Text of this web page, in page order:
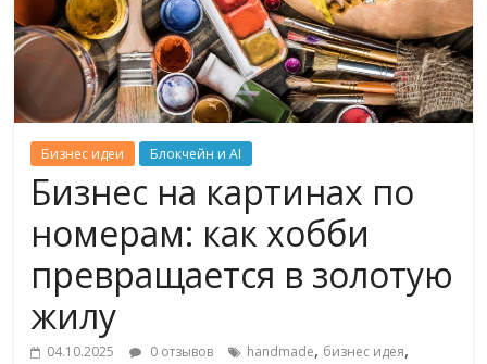
Бизнес идеи Блокчейн и AI
Бизнес на картинах по
номерам: как хобби
превращается в золотую
жилу
04.10.2025 0 отзывов handmade, бизнес идея,